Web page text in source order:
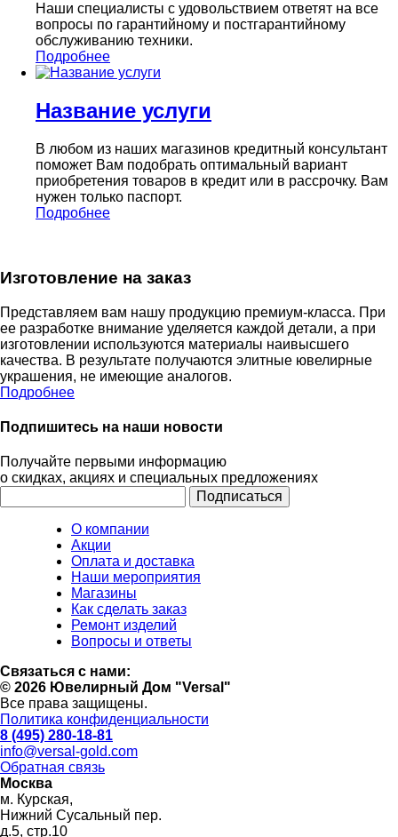
Наши специалисты с удовольствием ответят на все
вопросы по гарантийному и постгарантийному
обслуживанию техники.
Подробнее
Название услуги
В любом из наших магазинов кредитный консультант
поможет Вам подобрать оптимальный вариант
приобретения товаров в кредит или в рассрочку. Вам
нужен только паспорт.
Подробнее
Изготовление на заказ
Представляем вам нашу продукцию премиум-класса. При
ее разработке внимание уделяется каждой детали, а при
изготовлении используются материалы наивысшего
качества. В результате получаются элитные ювелирные
украшения, не имеющие аналогов.
Подробнее
Подпишитесь на наши новости
Получайте первыми информацию
о скидках, акциях и специальных предложениях
О компании
Акции
Оплата и доставка
Наши мероприятия
Магазины
Как сделать заказ
Ремонт изделий
Вопросы и ответы
Связаться с нами:
© 2026 Ювелирный Дом "Versal"
Все права защищены.
Политика конфиденциальности
8 (495) 280-18-81
info@versal-gold.com
Обратная связь
Москва
м. Курская,
Нижний Сусальный пер.
д.5, стр.10